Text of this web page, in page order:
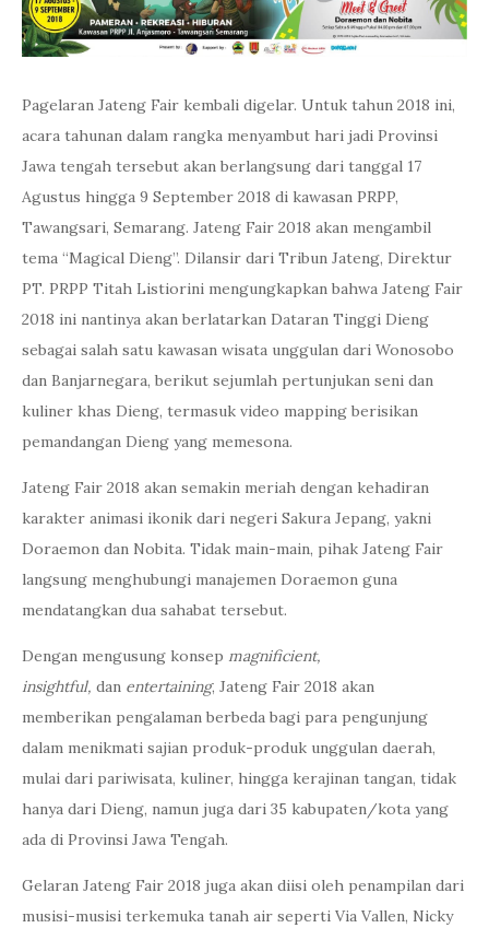
Pagelaran Jateng Fair kembali digelar. Untuk tahun 2018 ini,
acara tahunan dalam rangka menyambut hari jadi Provinsi
Jawa tengah tersebut akan berlangsung dari tanggal 17
Agustus hingga 9 September 2018 di kawasan PRPP,
Tawangsari, Semarang. Jateng Fair 2018 akan mengambil
tema “Magical Dieng”. Dilansir dari Tribun Jateng, Direktur
PT. PRPP Titah Listiorini mengungkapkan bahwa Jateng Fair
2018 ini nantinya akan berlatarkan Dataran Tinggi Dieng
sebagai salah satu kawasan wisata unggulan dari Wonosobo
dan Banjarnegara, berikut sejumlah pertunjukan seni dan
kuliner khas Dieng, termasuk video mapping berisikan
pemandangan Dieng yang memesona.
Jateng Fair 2018 akan semakin meriah dengan kehadiran
karakter animasi ikonik dari negeri Sakura Jepang, yakni
Doraemon dan Nobita. Tidak main-main, pihak Jateng Fair
langsung menghubungi manajemen Doraemon guna
mendatangkan dua sahabat tersebut.
Dengan mengusung konsep magnificient,
insightful, dan entertaining, Jateng Fair 2018 akan
memberikan pengalaman berbeda bagi para pengunjung
dalam menikmati sajian produk-produk unggulan daerah,
mulai dari pariwisata, kuliner, hingga kerajinan tangan, tidak
hanya dari Dieng, namun juga dari 35 kabupaten/kota yang
ada di Provinsi Jawa Tengah.
Gelaran Jateng Fair 2018 juga akan diisi oleh penampilan dari
musisi-musisi terkemuka tanah air seperti Via Vallen, Nicky